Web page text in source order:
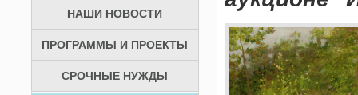
НАШИ НОВОСТИ
ПРОГРАММЫ И ПРОЕКТЫ
СРОЧНЫЕ НУЖДЫ